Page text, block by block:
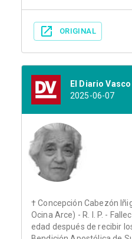
ORIGINAL
El Diario Vasco
2025-06-07
† Concepción Cabezón
Ocina Arce) - R. I. P. -
edad después de recibir